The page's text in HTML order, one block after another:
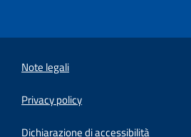
Note legali
Privacy policy
Dichiarazione di accessibilità